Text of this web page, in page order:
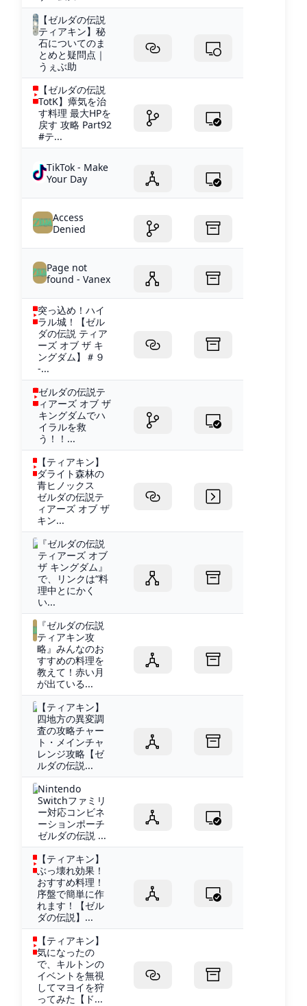
【ゼルダの伝説
ティアキン】秘
石についてのま
とめと疑問点｜
うぇぶ助
【ゼルダの伝説
TotK】瘴気を治
す料理 最大HPを
戻す 攻略 Part92
#テ...
TikTok - Make
Your Day
Access
Denied
Page not
found - Vanex
突っ込め！ハイ
ラル城！【ゼル
ダの伝説 ティア
ーズ オブ ザ キ
ングダム】＃９
-...
ゼルダの伝説テ
ィアーズ オブ ザ
キングダムでハ
イラルを救
う！！...
【ティアキン】
ダライト森林の
青ヒノックス
ゼルダの伝説テ
ィアーズ オブ ザ
キン...
『ゼルダの伝説
ティアーズ オブ
ザ キングダム』
で、リンクは“料
理中とにかく
い...
『ゼルダの伝説
ティアキン攻
略』みんなのお
すすめの料理を
教えて！赤い月
が出ている...
【ティアキン】
四地方の異変調
査の攻略チャー
ト・メインチャ
レンジ攻略【ゼ
ルダの伝説...
Nintendo
Switchファミリ
ー対応コンビネ
ーションポーチ
ゼルダの伝説 ...
【ティアキン】
ぶっ壊れ効果！
おすすめ料理！
序盤で簡単に作
れます！【ゼル
ダの伝説】...
【ティアキン】
気になったの
で、キルトンの
イベントを無視
してマヨイを狩
ってみた【ド...